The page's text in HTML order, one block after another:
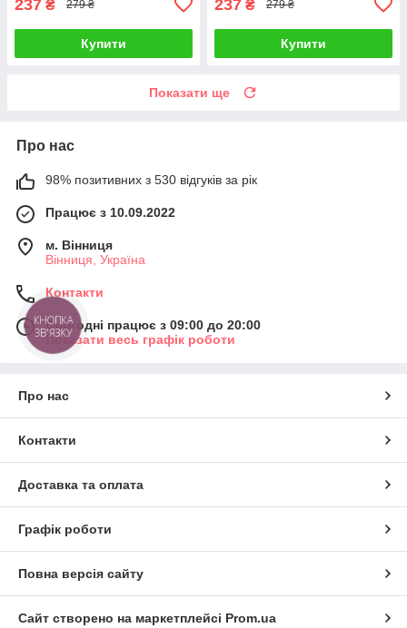
237 ₴ 279 ₴
Купити
237 ₴ 279 ₴
Купити
Показати ще
Про нас
98% позитивних з 530 відгуків за рік
Працює з 10.09.2022
м. Вінниця
Вінниця, Україна
Контакти
Сьогодні працює з 09:00 до 20:00
Показати весь графік роботи
Про нас
Контакти
Доставка та оплата
Графік роботи
Повна версія сайту
Сайт створено на маркетплейсі Prom.ua
КНОПКА
ЗВ'ЯЗКУ